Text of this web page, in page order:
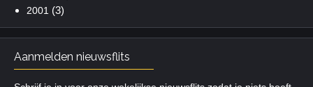
2001 (3)
Aanmelden nieuwsflits